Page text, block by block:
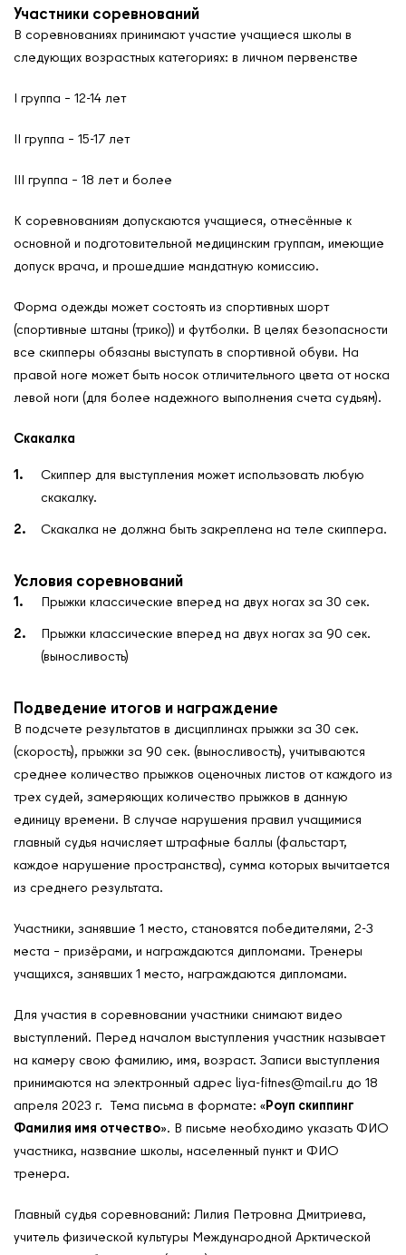
Контакты
Обмен опытом
САШ ЮНЕСКО в РФ
Новости
Кафедры ЮНЕСКО РФ
Участники соревнований
В соревнованиях принимают участие учащиеся школы в
следующих возрастных категориях: в личном первенстве
I группа – 12-14 лет
II группа – 15-17 лет
III группа – 18 лет и более
К соревнованиям допускаются учащиеся, отнесённые к
основной и подготовительной медицинским группам, имеющие
допуск врача, и прошедшие мандатную комиссию.
Форма одежды может состоять из спортивных шорт
(спортивные штаны (трико)) и футболки. В целях безопасности
все скипперы обязаны выступать в спортивной обуви. На
правой ноге может быть носок отличительного цвета от носка
левой ноги (для более надежного выполнения счета судьям).
Скакалка
Скиппер для выступления может использовать любую
скакалку.
Скакалка не должна быть закреплена на теле скиппера.
Условия соревнований
Прыжки классические вперед на двух ногах за 30 сек.
Прыжки классические вперед на двух ногах за 90 сек.
(выносливость)
Подведение итогов и награждение
В подсчете результатов в дисциплинах прыжки за 30 сек.
(скорость), прыжки за 90 сек. (выносливость), учитываются
среднее количество прыжков оценочных листов от каждого из
трех судей, замеряющих количество прыжков в данную
единицу времени. В случае нарушения правил учащимися
главный судья начисляет штрафные баллы (фальстарт,
каждое нарушение пространства), сумма которых вычитается
из среднего результата.
Участники, занявшие 1 место, становятся победителями, 2-3
места – призёрами, и награждаются дипломами. Тренеры
учащихся, занявших 1 место, награждаются дипломами.
Для участия в соревновании участники снимают видео
выступлений. Перед началом выступления участник называет
на камеру свою фамилию, имя, возраст. Записи выступления
принимаются на электронный адрес liya-fitnes@mail.ru до 18
апреля 2023 г. Тема письма в формате: «Роуп скиппинг
Фамилия имя отчество». В письме необходимо указать ФИО
участника, название школы, населенный пункт и ФИО
тренера.
Главный судья соревнований: Лилия Петровна Дмитриева,
учитель физической культуры Международной Арктической